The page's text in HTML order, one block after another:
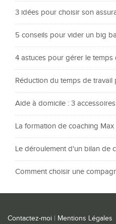
3 idées pour choisir son
5 conseils pour vider un big
4 astuces pour gérer le
Réduction du temps de
Aide à domicile : 3
La formation de coaching Max
Le déroulement d'un bilan de
Comment choisir une
Contactez-moi | Mentions Légales